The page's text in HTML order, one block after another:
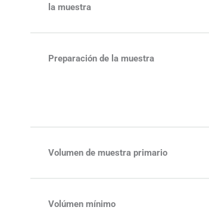
la muestra
Preparación de la muestra
Volumen de muestra primario
Volúmen mínimo